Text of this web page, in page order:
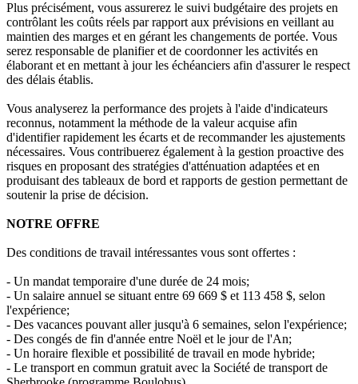
Plus précisément, vous assurerez le suivi budgétaire des projets en
contrôlant les coûts réels par rapport aux prévisions en veillant au
maintien des marges et en gérant les changements de portée. Vous
serez responsable de planifier et de coordonner les activités en
élaborant et en mettant à jour les échéanciers afin d'assurer le respect
des délais établis.
Vous analyserez la performance des projets à l'aide d'indicateurs
reconnus, notamment la méthode de la valeur acquise afin
d'identifier rapidement les écarts et de recommander les ajustements
nécessaires. Vous contribuerez également à la gestion proactive des
risques en proposant des stratégies d'atténuation adaptées et en
produisant des tableaux de bord et rapports de gestion permettant de
soutenir la prise de décision.
NOTRE OFFRE
Des conditions de travail intéressantes vous sont offertes :
- Un mandat temporaire d'une durée de 24 mois;
- Un salaire annuel se situant entre 69 669 $ et 113 458 $, selon
l'expérience;
- Des vacances pouvant aller jusqu'à 6 semaines, selon l'expérience;
- Des congés de fin d'année entre Noël et le jour de l'An;
- Un horaire flexible et possibilité de travail en mode hybride;
- Le transport en commun gratuit avec la Société de transport de